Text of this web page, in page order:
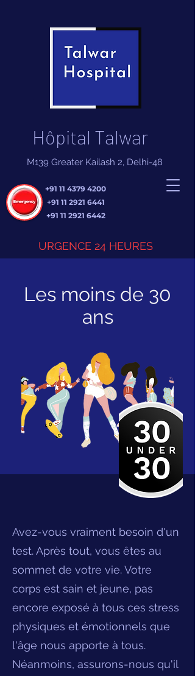
Hôpital Talwar
+91 11 4379 4200
+91 11 2921 6441
+91 11 2921 6442
URGENCE 24 HEURES
M139 Greater Kailash 2, Delhi-48
Les moins de 30
ans
Avez-vous vraiment besoin d'un
test. Après tout, vous êtes au
sommet de votre vie. Votre
corps est sain et jeune, pas
encore exposé à tous ces stress
physiques et émotionnels que
l'âge nous apporte à tous.
Néanmoins, assurons-nous qu'il